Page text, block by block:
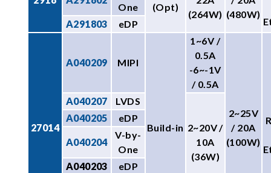
(Opt)
(264W) (480W)
One
A291803
eDP
27014
A040209 MIPI
Build-in
1~6V /
0.5A
-6~-1V
/ 0.5A
2~25V
/ 20A
(100W)
A040207 LVDS
2~20V /
10A
(36W)
A040205 eDP
A040204
V-by-
One
A040203
eDP